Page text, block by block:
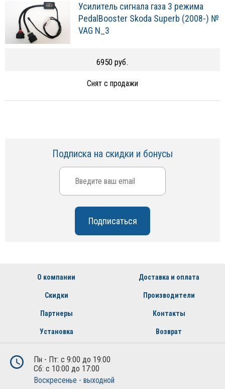
Усилитель сигнала газа 3 режима
PedalBooster Skoda Superb (2008-) №
VAG N_3
6950 руб.
Снят с продажи
Подписка на скидки и бонусы
О компании Доставка и оплата
Скидки Производители
Партнеры Контакты
Установка Возврат
Пн - Пт: с 9:00 до 19:00
Сб: с 10:00 до 17:00
Воскресенье - выходной